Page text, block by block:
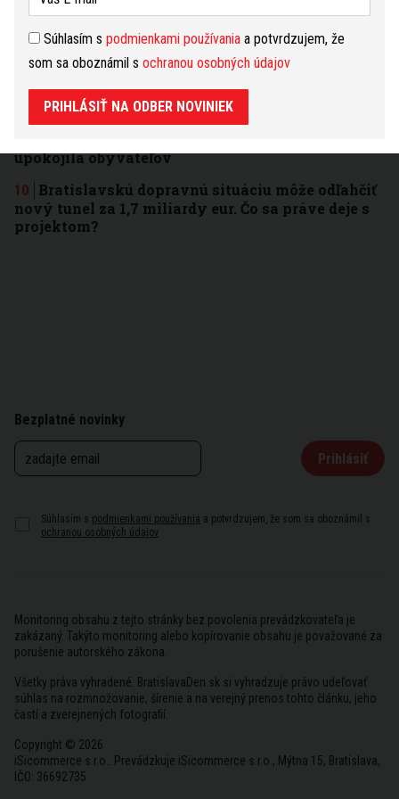
posilnené hliadky
Hanba v centre Bratislavy je minulosťou. Pod
Michalskou bránou prebehla veľká obnova
zanedbaného a ošarpaného priestoru
Bratislavčanov vystrašil výbuch a plamene zo
upokojila obyvateľov
Bratislavskú dopravnú situáciu môže odľahčiť
nový tunel za 1,7 miliardy eur. Čo sa práve deje s
projektom?
Bezplatné novinky
Prihlásiť
Súhlasím s podmienkami používania a potvrdzujem, že som sa oboznámil s
ochranou osobných údajov
Monitoring obsahu z tejto stránky bez povolenia prevádzkovateľa je
zakázaný. Takýto monitoring alebo kopírovanie obsahu je považované za
porušenie autorského zákona.
Všetky práva vyhradené. BratislavaDen.sk si vyhradzuje právo udeľovať
súhlas na rozmnožovanie, šírenie a na verejný prenos tohto článku, jeho
častí a zverejnených fotografií.
Copyright © 2026
iSicommerce s.r.o.. Prevádzkuje iSicommerce s.r.o., Mýtna 15, Bratislava,
IČO: 36692735
Súhlasím s podmienkami používania a potvrdzujem, že
som sa oboznámil s ochranou osobných údajov
PRIHLÁSIŤ NA ODBER NOVINIEK